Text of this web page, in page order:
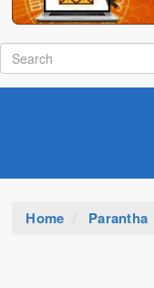
Home Parantha